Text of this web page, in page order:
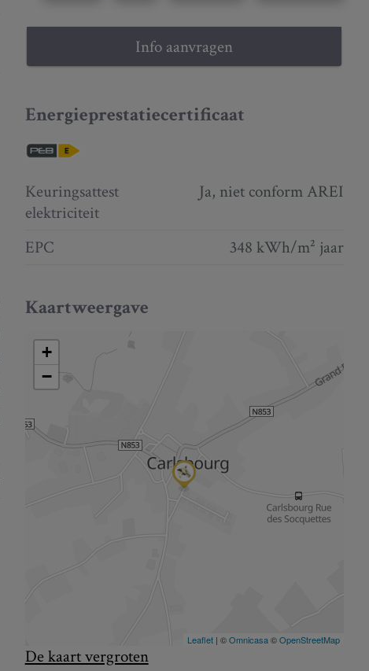
Info aanvragen
Energieprestatiecertificaat
Keuringsattest
elektriciteit
Ja, niet conform AREI
EPC 348 kWh/m² jaar
Kaartweergave
De kaart vergroten